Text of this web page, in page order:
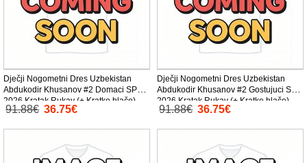
Dječji Nogometni Dres Uzbekistan
Abdukodir Khusanov #2 Domaci SP
2026 Kratak Rukav (+ Kratke hlače)
91.88€ 36.75€
Dječji Nogometni Dres Uzbekistan
Abdukodir Khusanov #2 Gostujuci SP
2026 Kratak Rukav (+ Kratke hlače)
91.88€ 36.75€